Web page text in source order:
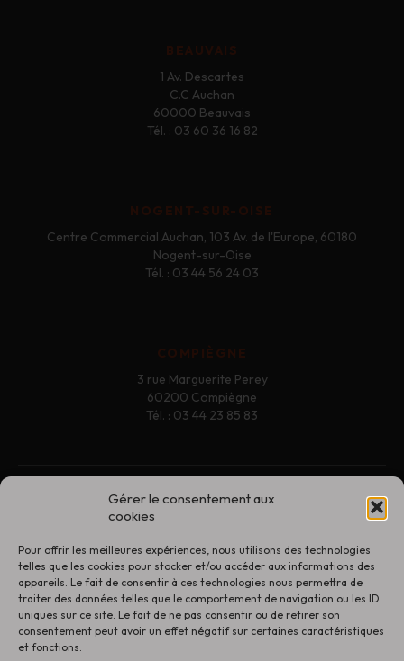
Gérer le consentement aux
cookies
Pour offrir les meilleures expériences, nous utilisons des technologies
telles que les cookies pour stocker et/ou accéder aux informations des
appareils. Le fait de consentir à ces technologies nous permettra de
traiter des données telles que le comportement de navigation ou les ID
uniques sur ce site. Le fait de ne pas consentir ou de retirer son
consentement peut avoir un effet négatif sur certaines caractéristiques
et fonctions.
BEAUVAIS
1 Av. Descartes
C.C Auchan
60000 Beauvais
Tél. : 03 60 36 16 82
NOGENT-SUR-OISE
Centre Commercial Auchan, 103 Av. de l'Europe, 60180
Nogent-sur-Oise
Tél. : 03 44 56 24 03
COMPIÈGNE
3 rue Marguerite Perey
60200 Compiègne
Tél. : 03 44 23 85 83
Contact
Politique de confidentialité
Conditions générales de vente
Politique de retour